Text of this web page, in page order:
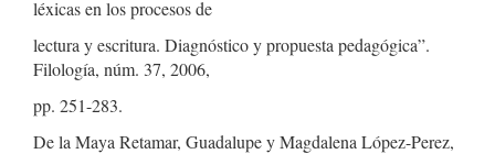
léxicas en los procesos de
lectura y escritura. Diagnóstico y propuesta pedagógica”.
Filología, núm. 37, 2006,
pp. 251-283.
De la Maya Retamar, Guadalupe y Magdalena López-Perez,